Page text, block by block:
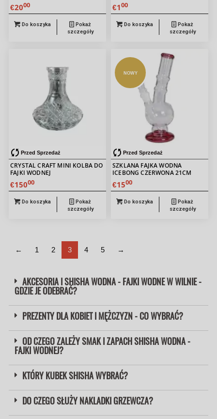
€2000
Do koszyka
Pokaż
szczegóły
€100
Do koszyka
Pokaż
szczegóły
Przed Sprzedaż
CRYSTAL CRAFT MINI KOLBA DO
FAJKI WODNEJ
€15000
Do koszyka
Pokaż
szczegóły
NOWY
Przed Sprzedaż
SZKLANA FAJKA WODNA
ICEBONG CZERWONA 21CM
€1500
Do koszyka
Pokaż
szczegóły
← 1 2 3 4 5 →
AKCESORIA I SHISHA WODNA - FAJKI WODNE W WILNIE -
GDZIE JE ODEBRAĆ?
PREZENTY DLA KOBIET I MĘŻCZYZN - CO WYBRAĆ?
OD CZEGO ZALEŻY SMAK I ZAPACH SHISHA WODNA -
FAJKI WODNEJ?
KTÓRY KUBEK SHISHA WYBRAĆ?
DO CZEGO SŁUŻY NAKLADKI GRZEWCZA?